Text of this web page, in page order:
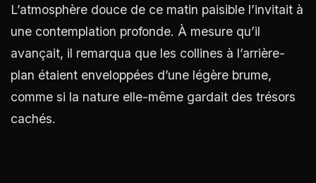
L’atmosphère douce de ce matin paisible l’invitait à
une contemplation profonde. À mesure qu’il
avançait, il remarqua que les collines à l’arrière-
plan étaient enveloppées d’une légère brume,
comme si la nature elle-même gardait des trésors
cachés.